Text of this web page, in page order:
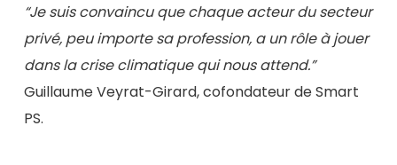
“Je suis convaincu que chaque acteur du secteur
privé, peu importe sa profession, a un rôle à jouer
dans la crise climatique qui nous attend.”
Guillaume Veyrat-Girard, cofondateur de Smart
PS.